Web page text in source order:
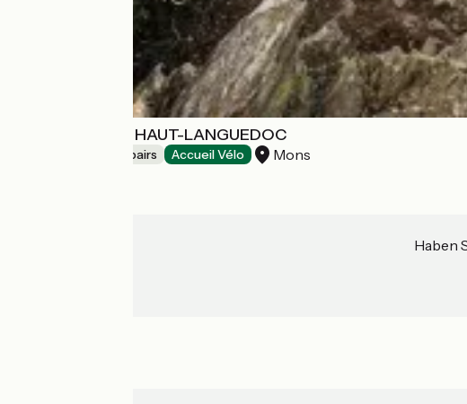
VELO CAROUX HAUT-LANGUEDOC
Bicycle rentals/ repairs Accueil Vélo Mons
Haben